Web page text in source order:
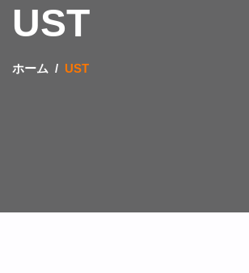
UST
ホーム UST